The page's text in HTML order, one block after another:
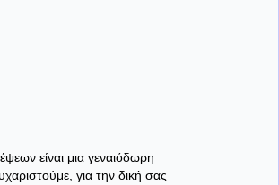
είναι μια γεναιόδωρη
για την δική σας